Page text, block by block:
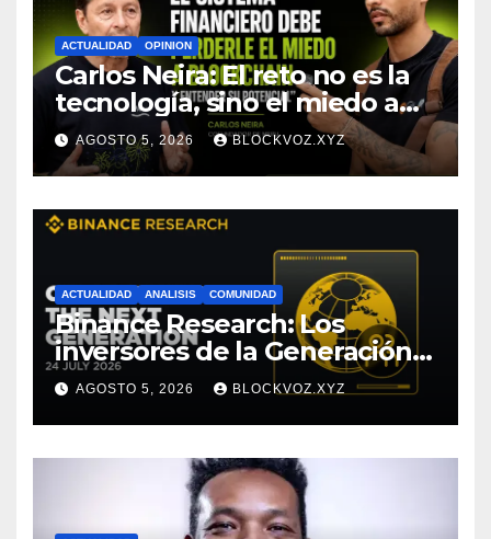
ACTUALIDAD OPINION
Carlos Neira: El reto no es la
tecnología, sino el miedo a
entenderla
AGOSTO 5, 2026 BLOCKVOZ.XYZ
ACTUALIDAD ANALISIS COMUNIDAD
Binance Research: Los
inversores de la Generación Z
empiezan más jóvenes y
muestran mayor disciplina
financiera
AGOSTO 5, 2026 BLOCKVOZ.XYZ